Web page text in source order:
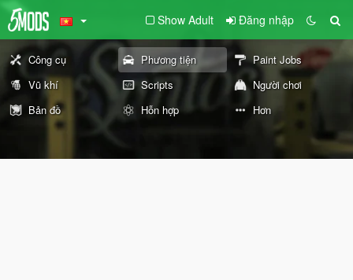
Show Adult Đăng nhập
Công cụ Phương tiện
Paint Jobs
Vũ khí
Scripts
Người chơi
Bản đồ
Hỗn hợp Hơn